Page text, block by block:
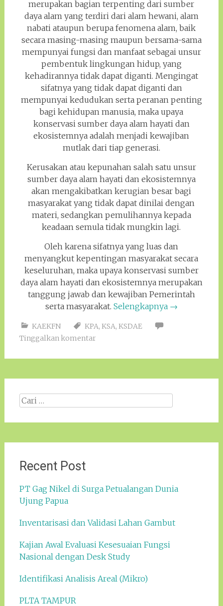
merupakan bagian terpenting dari sumber
daya alam yang terdiri dari alam hewani, alam
nabati ataupun berupa fenomena alam, baik
secara masing-masing maupun bersama-sama
mempunyai fungsi dan manfaat sebagai unsur
pembentuk lingkungan hidup, yang
kehadirannya tidak dapat diganti. Mengingat
sifatnya yang tidak dapat diganti dan
mempunyai kedudukan serta peranan penting
bagi kehidupan manusia, maka upaya
konservasi sumber daya alam hayati dan
ekosistemnya adalah menjadi kewajiban
mutlak dari tiap generasi.
Kerusakan atau kepunahan salah satu unsur
sumber daya alam hayati dan ekosistemnya
akan mengakibatkan kerugian besar bagi
masyarakat yang tidak dapat dinilai dengan
materi, sedangkan pemulihannya kepada
keadaan semula tidak mungkin lagi.
Oleh karena sifatnya yang luas dan
menyangkut kepentingan masyarakat secara
keseluruhan, maka upaya konservasi sumber
daya alam hayati dan ekosistemnya merupakan
tanggung jawab dan kewajiban Pemerintah
serta masyarakat. Selengkapnya →
KAEKFN KPA, KSA, KSDAE
Tinggalkan komentar
Cari
Recent Post
PT Gag Nikel di Surga Petualangan Dunia
Ujung Papua
Inventarisasi dan Validasi Lahan Gambut
Kajian Awal Evaluasi Kesesuaian Fungsi
Nasional dengan Desk Study
Identifikasi Analisis Areal (Mikro)
PLTA TAMPUR